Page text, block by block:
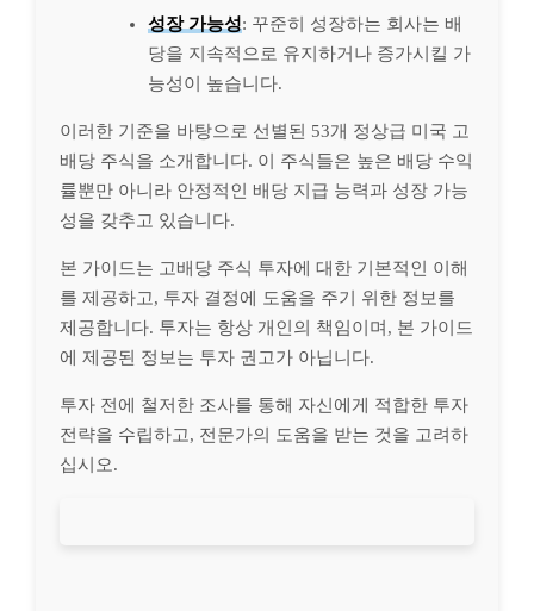
성장 가능성: 꾸준히 성장하는 회사는 배
당을 지속적으로 유지하거나 증가시킬 가
능성이 높습니다.
이러한 기준을 바탕으로 선별된 53개 정상급 미국 고
배당 주식을 소개합니다. 이 주식들은 높은 배당 수익
률뿐만 아니라 안정적인 배당 지급 능력과 성장 가능
성을 갖추고 있습니다.
본 가이드는 고배당 주식 투자에 대한 기본적인 이해
를 제공하고, 투자 결정에 도움을 주기 위한 정보를
제공합니다. 투자는 항상 개인의 책임이며, 본 가이드
에 제공된 정보는 투자 권고가 아닙니다.
투자 전에 철저한 조사를 통해 자신에게 적합한 투자
전략을 수립하고, 전문가의 도움을 받는 것을 고려하
십시오.